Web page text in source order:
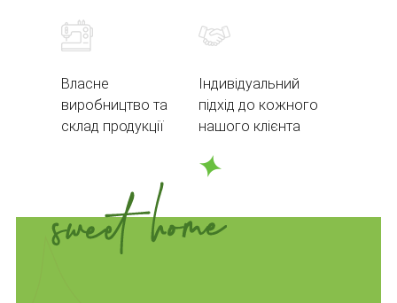
Власне
виробництво та
склад продукції
Індивідуальний
підхід до кожного
нашого клієнта